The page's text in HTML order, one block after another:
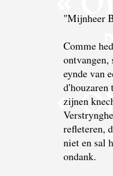
"Mijnheer
Comme
ontvangen,
eynde van
d'houzaren
zijnen
refleteren,
niet en sal
ondank.